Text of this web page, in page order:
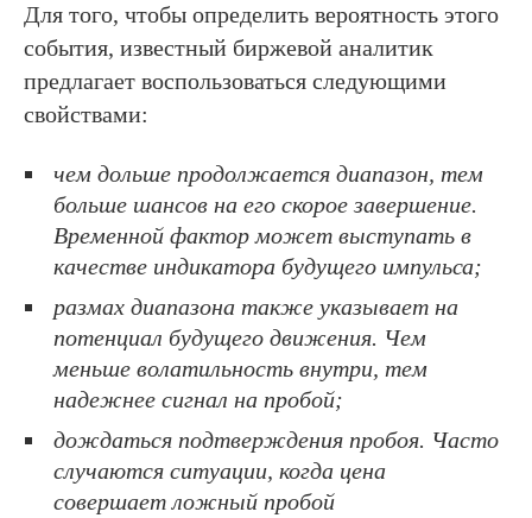
Для того, чтобы определить вероятность этого
события, известный биржевой аналитик
предлагает воспользоваться следующими
свойствами:
чем дольше продолжается диапазон, тем
больше шансов на его скорое завершение.
Временной фактор может выступать в
качестве индикатора будущего импульса;
размах диапазона также указывает на
потенциал будущего движения. Чем
меньше волатильность внутри, тем
надежнее сигнал на пробой;
дождаться подтверждения пробоя. Часто
случаются ситуации, когда цена
совершает ложный пробой